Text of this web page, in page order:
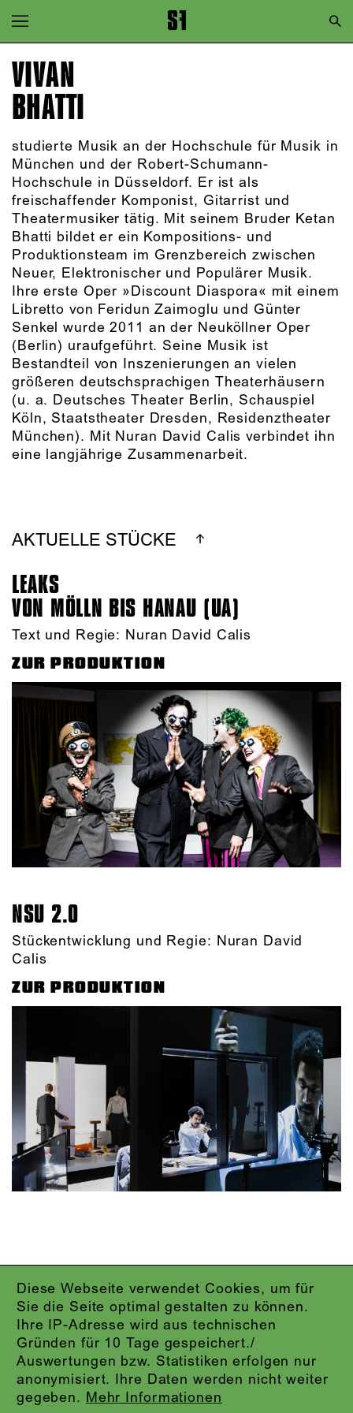
Zur Hauptnavigation springen
Zum Hauptinhalt springen
Zum Footer springen
Diese Webseite verwendet Cookies, um für
Sie die Seite optimal gestalten zu können.
Ihre IP-Adresse wird aus technischen
Gründen für 10 Tage gespeichert./
Auswertungen bzw. Statistiken erfolgen nur
anonymisiert. Ihre Daten werden nicht weiter
gegeben. Mehr Informationen
VIVAN
BHATTI
studierte Musik an der Hochschule für Musik in
München und der Robert-Schumann-
Hochschule in Düsseldorf. Er ist als
freischaffender Komponist, Gitarrist und
Theatermusiker tätig. Mit seinem Bruder Ketan
Bhatti bildet er ein Kompositions- und
Produktionsteam im Grenzbereich zwischen
Neuer, Elektronischer und Populärer Musik.
Ihre erste Oper »Discount Diaspora« mit einem
Libretto von Feridun Zaimoglu und Günter
Senkel wurde 2011 an der Neuköllner Oper
(Berlin) uraufgeführt. Seine Musik ist
Bestandteil von Inszenierungen an vielen
größeren deutschsprachigen Theaterhäusern
(u. a. Deutsches Theater Berlin, Schauspiel
Köln, Staatstheater Dresden, Residenztheater
München). Mit Nuran David Calis verbindet ihn
eine langjährige Zusammenarbeit.
AKTUELLE STÜCKE
LEAKS
VON MÖLLN BIS HANAU (UA)
Text und Regie: Nuran David Calis
ZUR PRODUKTION
NSU 2.0
Stückentwicklung und Regie: Nuran David
Calis
ZUR PRODUKTION
IMPRESSUM
DATENSCHUTZ
AGB
KONTAKT
ABO-LOGIN
PRESSE